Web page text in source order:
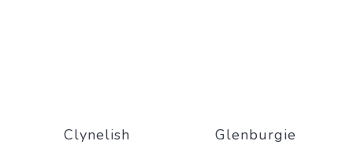
Clynelish
Glenburgie